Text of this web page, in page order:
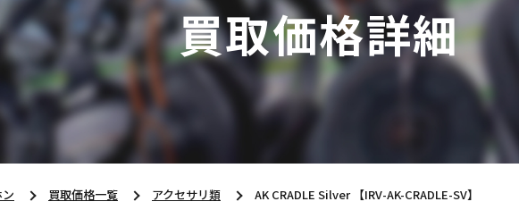
買取価格詳細
買取価格一覧 アクセサリ類 AK CRADLE Silver 【IRV-AK-CRADLE-SV】